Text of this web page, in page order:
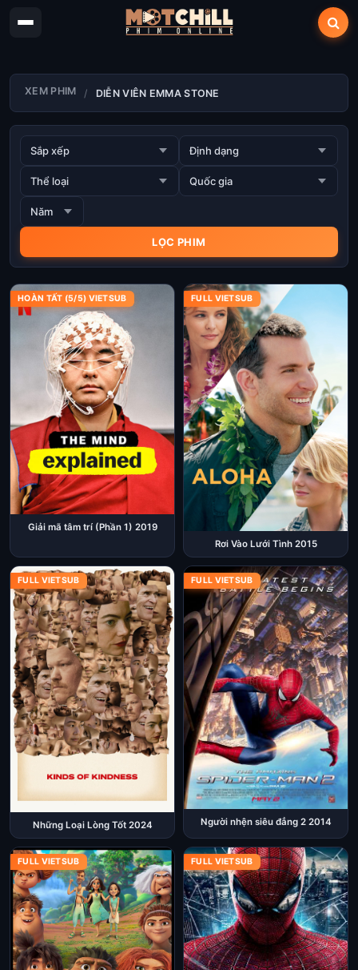
XEM PHIM DIỄN VIÊN EMMA STONE
HOÀN TẤT (5/5) VIETSUB
Giải mã tâm trí (Phần 1) 2019
FULL VIETSUB
Rơi Vào Lưới Tình 2015
FULL VIETSUB
Những Loại Lòng Tốt 2024
FULL VIETSUB
Người nhện siêu đẳng 2 2014
FULL VIETSUB FULL VIETSUB